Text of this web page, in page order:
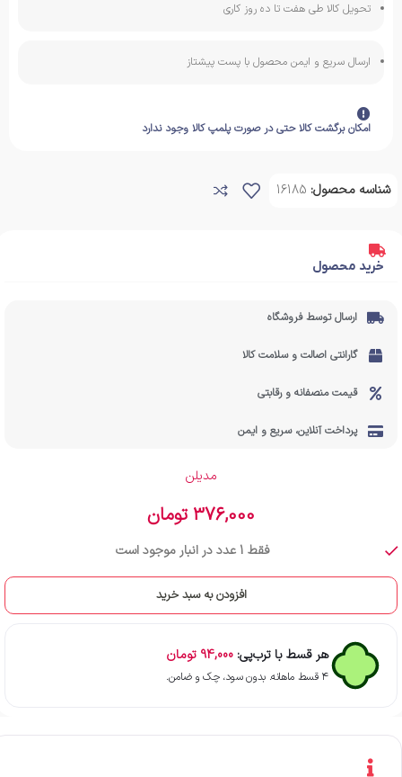
تحویل کالا طی هفت تا ده روز کاری
ارسال سریع و ایمن محصول با پست پیشتاز
امکان برگشت کالا حتی در صورت پلمپ کالا وجود ندارد
شناسه محصول: 16185
خرید محصول
ارسال توسط فروشگاه
گارانتی اصالت و سلامت کالا
قیمت منصفانه و رقابتی
پرداخت آنلاین، سریع و ایمن
مدیلن
376,000 تومان
فقط 1 عدد در انبار موجود است
افزودن به سبد خرید
هر قسط با ترب‌پی: 94,000 تومان
۴ قسط ماهانه. بدون سود، چک و ضامن.